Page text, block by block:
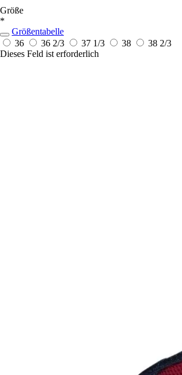
Größe
*
Größentabelle
36
36 2/3 37 1/3 38
38 2/3
Dieses Feld ist erforderlich